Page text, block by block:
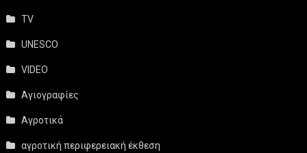
TV
UNESCO
VIDEO
Αγιογραφίες
Αγροτικά
αγροτική περιφερειακή έκθεση